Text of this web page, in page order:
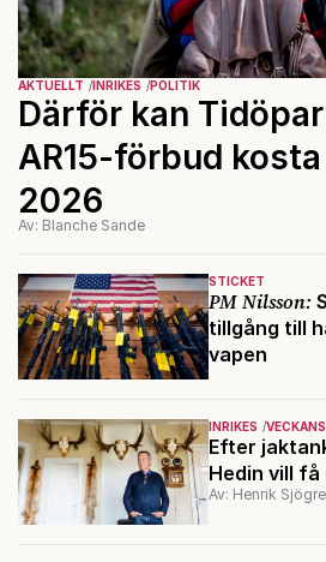
STICKET
PM Nilsson:
tillgång till
vapen
INRIKES
Efter
Hedin vill
Av: Henrik
AKTUELLT INRIKES POLITIK
Därför kan
AR15-förbud
2026
Av: Blanche Sande